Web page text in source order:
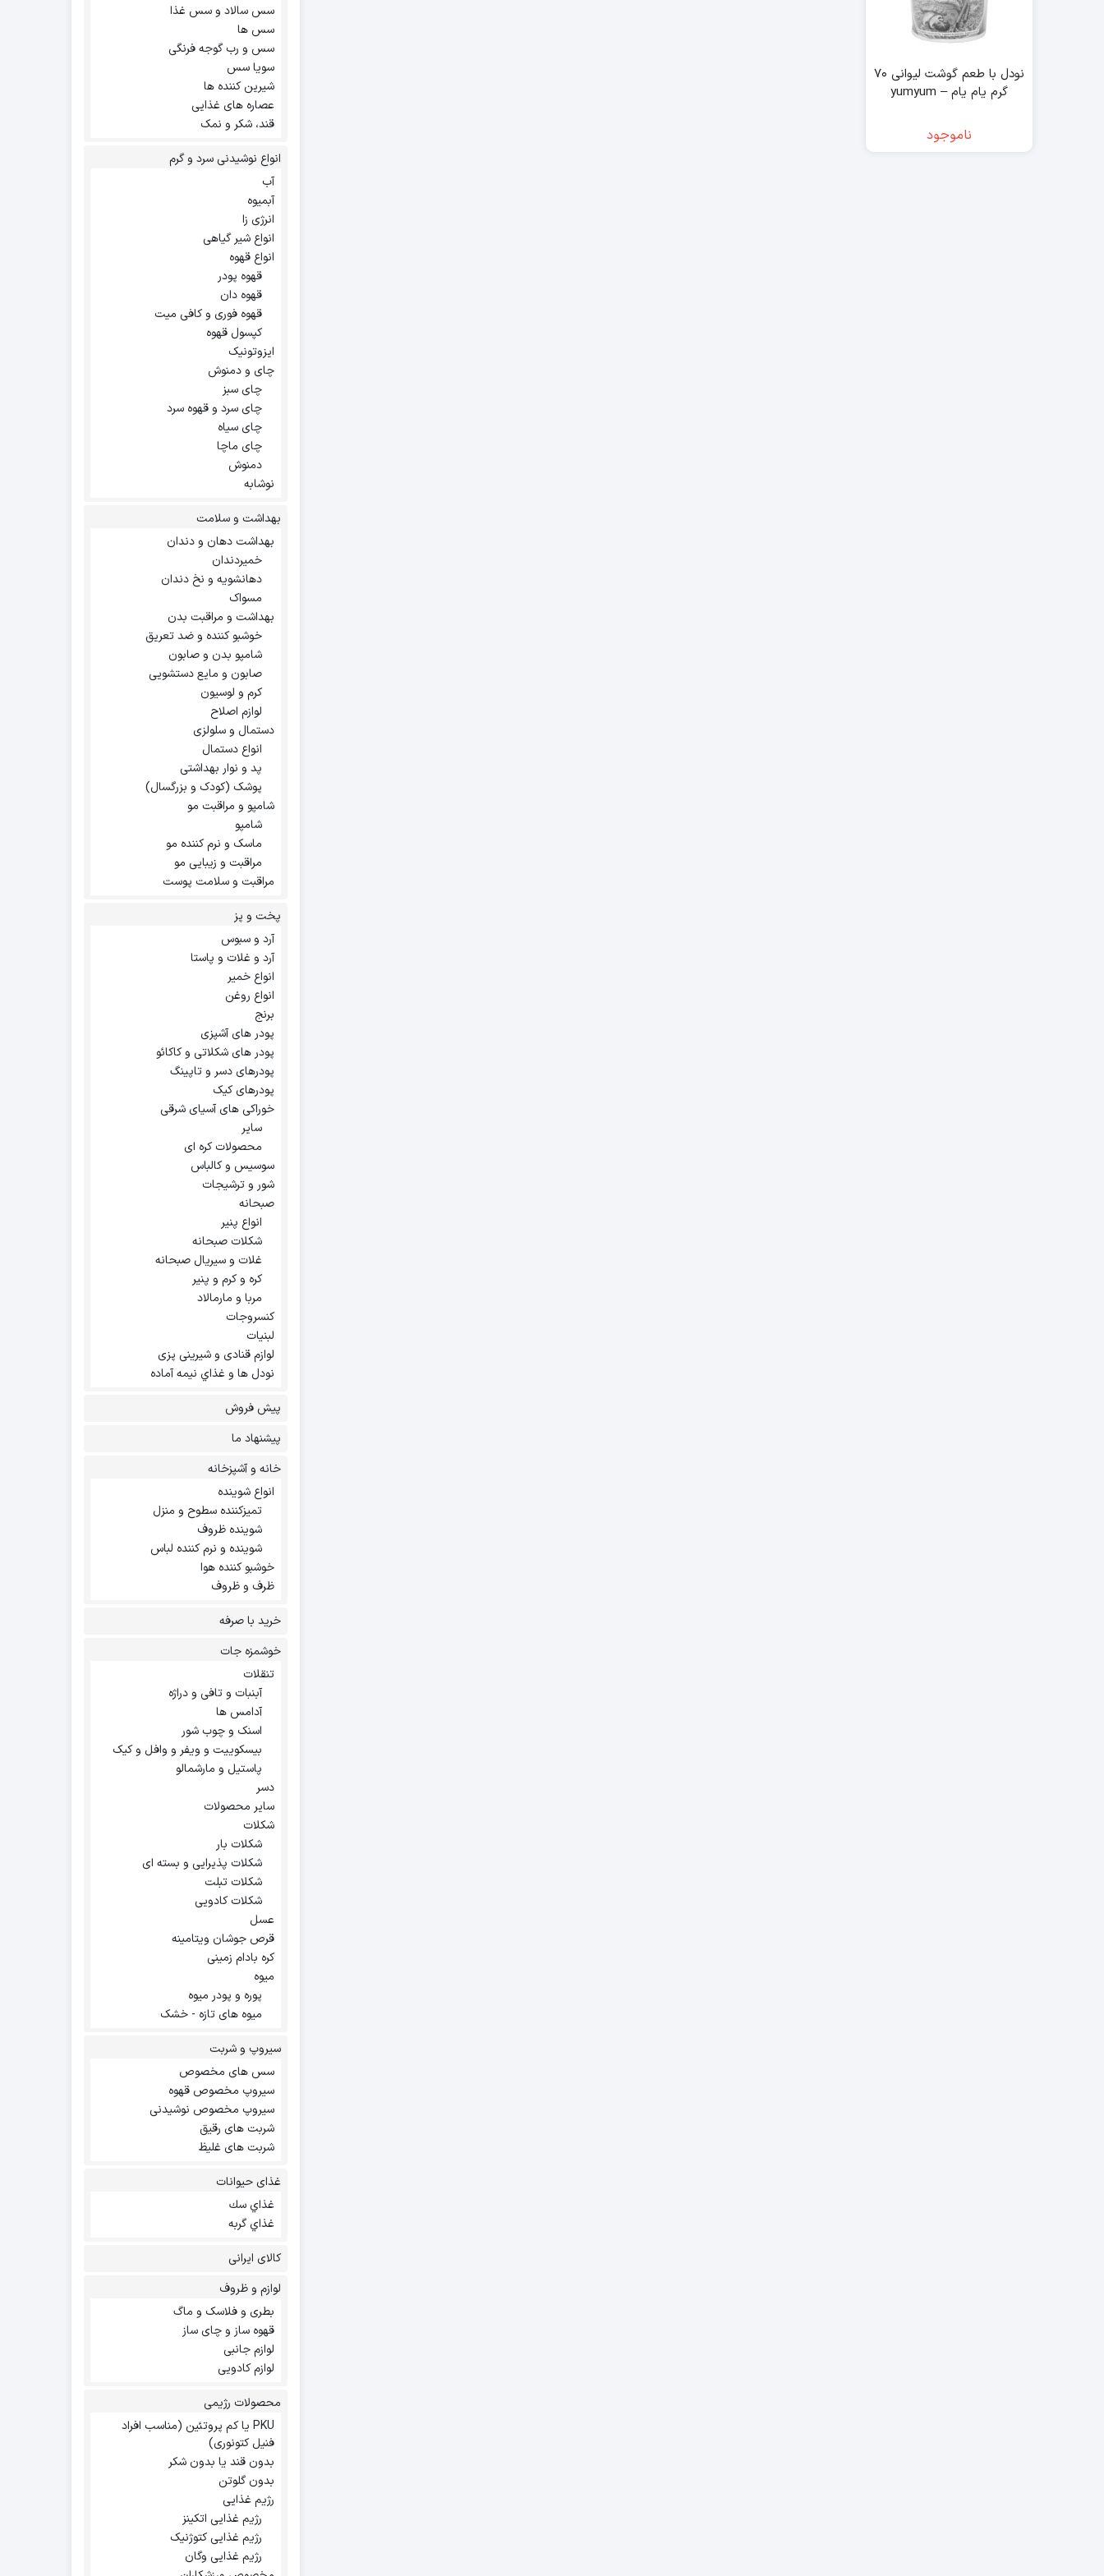
نودل با طعم گوشت لیوانی ۷۰
گرم یام یام – yumyum
ناموجود
سس سالاد و سس غذا
سس ها
سس و رب گوجه فرنگی
سویا سس
شیرین کننده ها
عصاره های غذایی
قند، شکر و نمک
انواع نوشیدنی سرد و گرم
آب
آبمیوه
انرژی زا
انواع شیر گیاهی
انواع قهوه
قهوه پودر
قهوه دان
قهوه فوری و کافی میت
کپسول قهوه
ایزوتونیک
چای و دمنوش
چای سبز
چای سرد و قهوه سرد
چای سیاه
چای ماچا
دمنوش
نوشابه
بهداشت و سلامت
بهداشت دهان و دندان
خمیردندان
دهانشویه و نخ دندان
مسواک
بهداشت و مراقبت بدن
خوشبو کننده و ضد تعریق
شامپو بدن و صابون
صابون و مایع دستشویی
کرم و لوسیون
لوازم اصلاح
دستمال و سلولزی
انواع دستمال
پد و نوار بهداشتی
پوشک (کودک و بزرگسال)
شامپو و مراقبت مو
شامپو
ماسک و نرم کننده مو
مراقبت و زیبایی مو
مراقبت و سلامت پوست
پخت و پز
آرد و سبوس
آرد و غلات و پاستا
انواع خمیر
انواع روغن
برنج
پودر های آشپزی
پودر های شکلاتی و کاکائو
پودرهای دسر و تاپینگ
پودرهای کیک
خوراکی های آسیای شرقی
سایر
محصولات کره ای
سوسیس و کالباس
شور و ترشیجات
صبحانه
انواع پنیر
شکلات صبحانه
غلات و سیریال صبحانه
کره و کرم و پنیر
مربا و مارمالاد
کنسروجات
لبنیات
لوازم قنادی و شیرینی پزی
نودل ها و غذاي نيمه آماده
پیش فروش
پیشنهاد ما
خانه و آشپزخانه
انواع شوینده
تمیزکننده سطوح و منزل
شوینده ظروف
شوینده و نرم کننده لباس
خوشبو کننده هوا
ظرف و ظروف
خرید با صرفه
خوشمزه جات
تنقلات
آبنبات و تافی و دراژه
آدامس ها
اسنک و چوب شور
بیسکوییت و ویفر و وافل و کیک
پاستیل و مارشمالو
دسر
سایر محصولات
شکلات
شکلات بار
شکلات پذیرایی و بسته ای
شکلات تبلت
شکلات کادویی
عسل
قرص جوشان ویتامینه
کره بادام زمینی
میوه
پوره و پودر میوه
میوه های تازه - خشک
سیروپ و شربت
سس های مخصوص
سیروپ مخصوص قهوه
سیروپ مخصوص نوشیدنی
شربت های رقیق
شربت های غلیظ
غذای حیوانات
غذاي سك
غذاي گربه
کالای ایرانی
لوازم و ظروف
بطری و فلاسک و ماگ
قهوه ساز و چای ساز
لوازم جانبی
لوازم کادویی
محصولات رژیمی
PKU یا کم پروتئین (مناسب افراد
فنیل کتونوری)
بدون قند یا بدون شکر
بدون گلوتن
رژیم غذایی
رژیم غذایی اتکینز
رژیم غذایی کتوژنیک
رژیم غذایی وگان